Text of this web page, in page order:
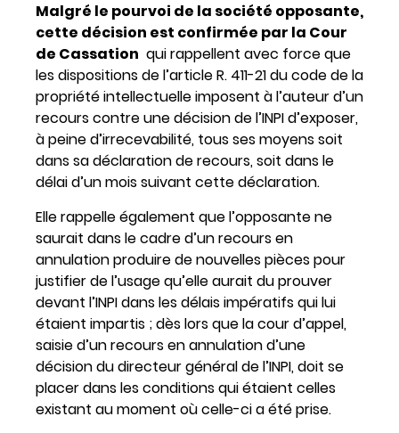
Malgré le pourvoi de la société opposante,
cette décision est confirmée par la Cour
de Cassation qui rappellent avec force que
les dispositions de l’article R. 411-21 du code de la
propriété intellectuelle imposent à l’auteur d’un
recours contre une décision de l’INPI d’exposer,
à peine d’irrecevabilité, tous ses moyens soit
dans sa déclaration de recours, soit dans le
délai d’un mois suivant cette déclaration.
Elle rappelle également que l’opposante ne
saurait dans le cadre d’un recours en
annulation produire de nouvelles pièces pour
justifier de l’usage qu’elle aurait du prouver
devant l’INPI dans les délais impératifs qui lui
étaient impartis ; dès lors que la cour d’appel,
saisie d’un recours en annulation d’une
décision du directeur général de l’INPI, doit se
placer dans les conditions qui étaient celles
existant au moment où celle-ci a été prise.